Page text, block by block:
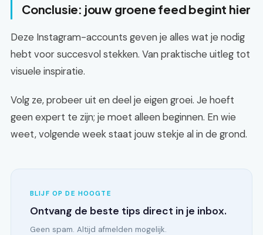
Conclusie: jouw groene feed begint hier
Deze Instagram-accounts geven je alles wat je nodig
hebt voor succesvol stekken. Van praktische uitleg tot
visuele inspiratie.
Volg ze, probeer uit en deel je eigen groei. Je hoeft
geen expert te zijn; je moet alleen beginnen. En wie
weet, volgende week staat jouw stekje al in de grond.
BLIJF OP DE HOOGTE
Ontvang de beste tips direct in je inbox.
Geen spam. Altijd afmelden mogelijk.